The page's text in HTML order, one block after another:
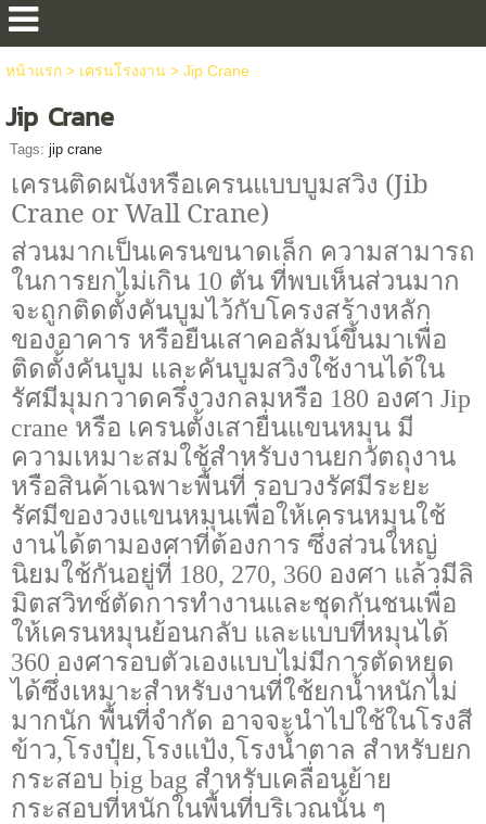
หน้าแรก> เครนโรงงาน> Jip Crane
Jip Crane
Tags: jip crane
เครนติดผนังหรือเครนแบบบูมสวิง (Jib
Crane or Wall Crane)
ส่วนมากเป็นเครนขนาดเล็ก ความสามารถ
ในการยกไม่เกิน 10 ตัน ที่พบเห็นส่วนมาก
จะถูกติดตั้งคันบูมไว้กับโครงสร้างหลัก
ของอาคาร หรือยืนเสาคอลัมน์ขึ้นมาเพื่อ
ติดตั้งคันบูม และคันบูมสวิงใช้งานได้ใน
รัศมีมุมกวาดครึ่งวงกลมหรือ 180 องศา Jip
crane หรือ เครนตั้งเสายื่นแขนหมุน มี
ความเหมาะสมใช้สำหรับงานยกวัตถุงาน
หรือสินค้าเฉพาะพื้นที่ รอบวงรัศมีระยะ
รัศมีของวงแขนหมุนเพื่อให้เครนหมุนใช้
งานได้ตามองศาที่ต้องการ ซึ่งส่วนใหญ่
นิยมใช้กันอยู่ที่ 180, 270, 360 องศา แล้วมีลิ
มิตสวิทช์ตัดการทำงานและชุดกันชนเพื่อ
ให้เครนหมุนย้อนกลับ และแบบที่หมุนได้
360 องศารอบตัวเองแบบไม่มีการตัดหยุด
ได้ซึ่งเหมาะสำหรับงานที่ใช้ยกน้ำหนักไม่
มากนัก พื้นที่จำกัด อาจจะนำไปใช้ในโรงสี
ข้าว,โรงปุ๋ย,โรงแป้ง,โรงน้ำตาล สำหรับยก
กระสอบ big bag สำหรับเคลื่อนย้าย
กระสอบที่หนักในพื้นที่บริเวณนั้น ๆ